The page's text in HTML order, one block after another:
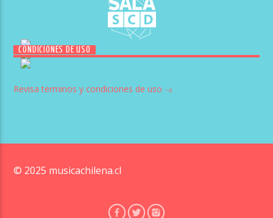
CONDICIONES DE USO
Revisa terminos y condiciones de uso
© 2025 musicachilena.cl